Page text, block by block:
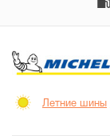
Летние шины